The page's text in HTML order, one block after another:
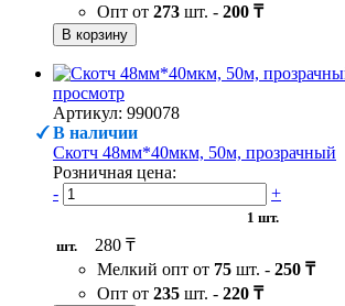
Опт от 273 шт. - 200 ₸
В корзину
просмотр
Артикул: 990078
В наличии
Скотч 48мм*40мкм, 50м, прозрачный
Розничная цена:
-
+
1 шт.
шт.
280 ₸
Мелкий опт от 75 шт. - 250 ₸
Опт от 235 шт. - 220 ₸